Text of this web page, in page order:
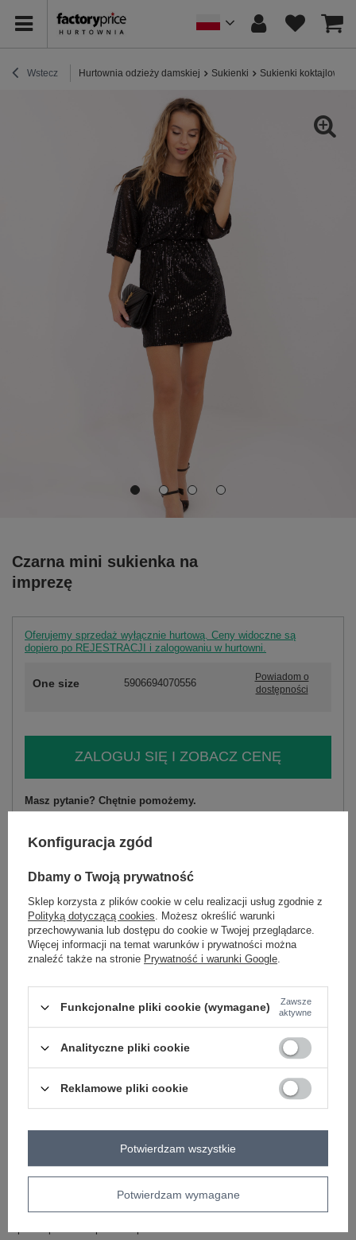
Wstecz Hurtownia odzieży damskiej Sukienki Sukienki koktajlowe /
Czarna mini sukienka na
imprezę
Oferujemy sprzedaż wyłącznie hurtową. Ceny widoczne są
dopiero po REJESTRACJI i zalogowaniu w hurtowni.
One size 5906694070556
Powiadom o
dostępności
ZALOGUJ SIĘ I ZOBACZ CENĘ
Masz pytanie? Chętnie pomożemy.
sposób prania : pranie w pralce w 30°C
Kod produktu
MI-SK-69514.69
Marka
ITALY MODA
typ produktu
sukienka koktajlowa
dominujący
aplikacja
materiał
poliester
dodatkowe
85% poliester 15% elastan
Konfiguracja zgód
Dbamy o Twoją prywatność
Sklep korzysta z plików cookie w celu realizacji usług zgodnie z
Polityką dotyczącą cookies. Możesz określić warunki
przechowywania lub dostępu do cookie w Twojej przeglądarce.
Więcej informacji na temat warunków i prywatności można
znaleźć także na stronie Prywatność i warunki Google.
Funkcjonalne pliki cookie (wymagane)
Zawsze
aktywne
Analityczne pliki cookie
Reklamowe pliki cookie
Potwierdzam wymagane
Potwierdzam wszystkie